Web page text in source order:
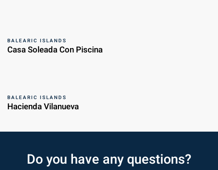
BALEARIC ISLANDS
Casa Soleada Con Piscina
BALEARIC ISLANDS
Hacienda Vilanueva
Do you have any questions?